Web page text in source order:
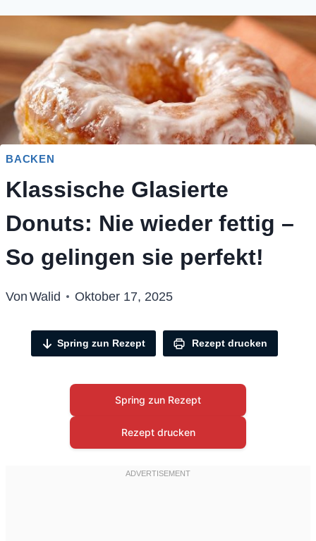
BACKEN
Klassische Glasierte
Donuts: Nie wieder fettig –
So gelingen sie perfekt!
Von Walid Oktober 17, 2025
Spring zun Rezept Rezept drucken
Spring zun Rezept
Rezept drucken